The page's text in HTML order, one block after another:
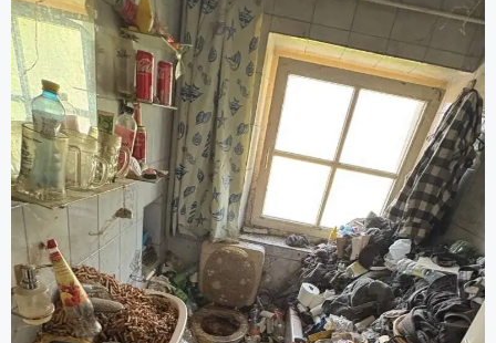
Aufräumung, Entrümpelungsdiensten und
Grundreinigung).